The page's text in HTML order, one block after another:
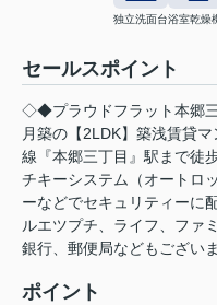
独立洗面台浴室乾燥
セールスポイント
◇◆プラウドフラット本郷
月築の【2LDK】築浅賃貸
線『本郷三丁目』駅まで徒
チキーシステム（オートロ
ーなどでセキュリティーに
ルエツプチ、ライフ、ファ
銀行、郵便局などもござい
ポイント